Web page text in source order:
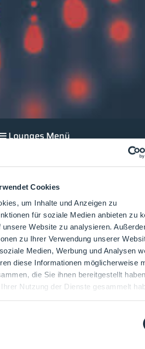
Cookies
um Inhalte und Anzeigen zu
für soziale Medien anbieten zu
unsere Website zu analysieren.
zu Ihrer Verwendung unserer
Medien, Werbung und Analysen
diese Informationen möglicherweise
die Sie ihnen bereitgestellt
Nutzung der Dienste gesammelt
Lounges Menü